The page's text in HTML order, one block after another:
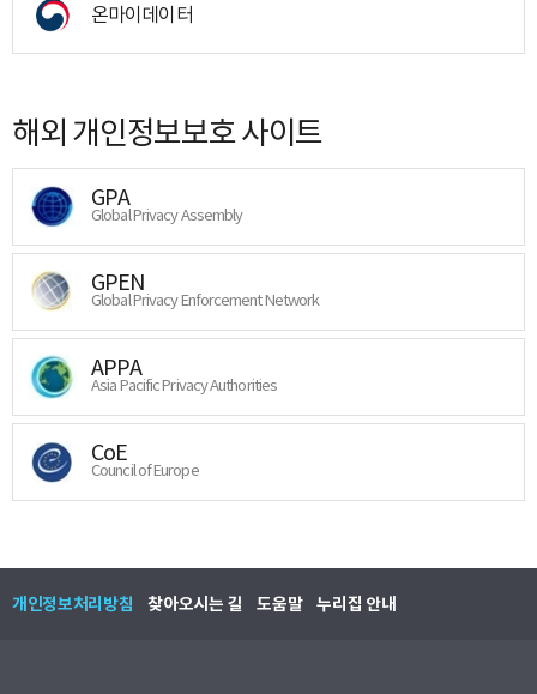
온마이데이터
해외 개인정보보호 사이트
GPA
Global Privacy Assembly
GPEN
Global Privacy Enforcement Network
APPA
Asia Pacific Privacy Authorities
CoE
Council of Europe
개인정보처리방침 찾아오시는 길 도움말 누리집 안내